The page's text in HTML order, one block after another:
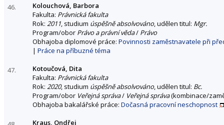
46.
Kolouchová, Barbora
Fakulta: Právnická fakulta
Rok: 2011, studium úspěšně absolvováno, udělen titul: Mgr.
Program/obor Právo a právní věda/ Právo
Obhajoba diplomové práce: Povinnosti zaměstnavatele při
| Práce na příbuzné téma
47.
Kotoučová, Dita
Fakulta: Právnická fakulta
Rok: 2020, studium úspěšně absolvováno, udělen titul: Bc.
Program/obor Veřejná správa/ Veřejná správa(kombinace/
Obhajoba bakalářské práce: Dočasná pracovní neschopnost
Kraus, Ondřej